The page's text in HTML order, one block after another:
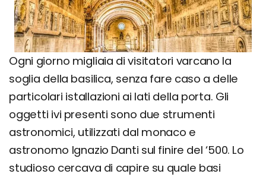
Ogni giorno migliaia di visitatori varcano la
soglia della basilica, senza fare caso a delle
particolari istallazioni ai lati della porta. Gli
oggetti ivi presenti sono due strumenti
astronomici, utilizzati dal monaco e
astronomo Ignazio Danti sul finire del ‘500. Lo
studioso cercava di capire su quale basi